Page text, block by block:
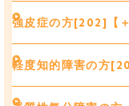
強皮症の方[202]【
軽度知的障害の方